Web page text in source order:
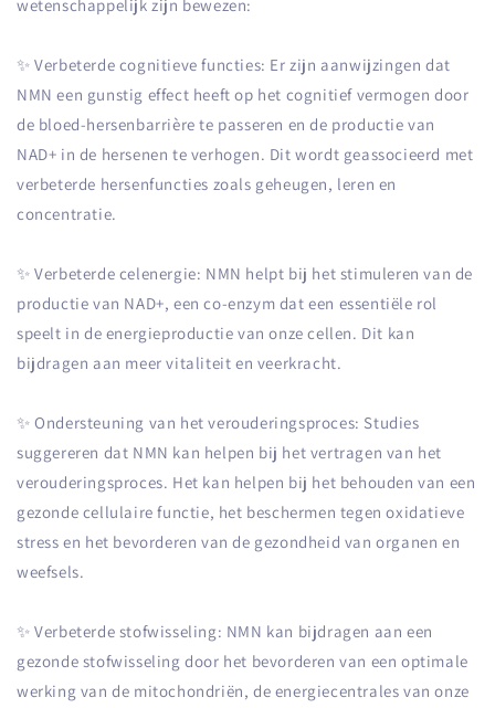
wetenschappelijk zijn bewezen:
✨ Verbeterde cognitieve functies: Er zijn aanwijzingen dat
NMN een gunstig effect heeft op het cognitief vermogen door
de bloed-hersenbarrière te passeren en de productie van
NAD+ in de hersenen te verhogen. Dit wordt geassocieerd met
verbeterde hersenfuncties zoals geheugen, leren en
concentratie.
✨ Verbeterde celenergie: NMN helpt bij het stimuleren van de
productie van NAD+, een co-enzym dat een essentiële rol
speelt in de energieproductie van onze cellen. Dit kan
bijdragen aan meer vitaliteit en veerkracht.
✨ Ondersteuning van het verouderingsproces: Studies
suggereren dat NMN kan helpen bij het vertragen van het
verouderingsproces. Het kan helpen bij het behouden van een
gezonde cellulaire functie, het beschermen tegen oxidatieve
stress en het bevorderen van de gezondheid van organen en
weefsels.
✨ Verbeterde stofwisseling: NMN kan bijdragen aan een
gezonde stofwisseling door het bevorderen van een optimale
werking van de mitochondriën, de energiecentrales van onze